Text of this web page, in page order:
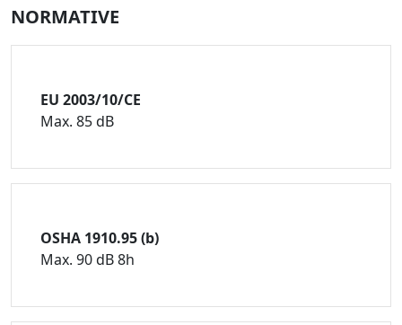
NORMATIVE
EU 2003/10/CE
Max. 85 dB
OSHA 1910.95 (b)
Max. 90 dB 8h